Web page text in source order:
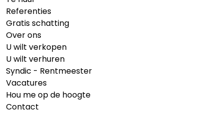
Referenties
Gratis schatting
Over ons
U wilt verkopen
U wilt verhuren
Syndic - Rentmeester
Vacatures
Hou me op de hoogte
Contact